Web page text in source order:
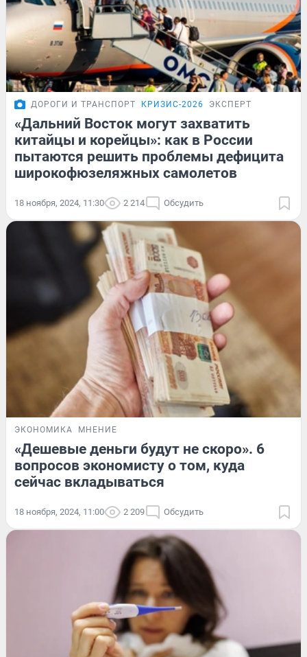
ДОРОГИ И ТРАНСПОРТ КРИЗИС-2026 ЭКСПЕРТ
«Дальний Восток могут захватить
китайцы и корейцы»: как в России
пытаются решить проблемы дефицита
широкофюзеляжных самолетов
18 ноября, 2024, 11:30 2 214 Обсудить
ЭКОНОМИКА МНЕНИЕ
«Дешевые деньги будут не скоро». 6
вопросов экономисту о том, куда
сейчас вкладываться
18 ноября, 2024, 11:00 2 209 Обсудить